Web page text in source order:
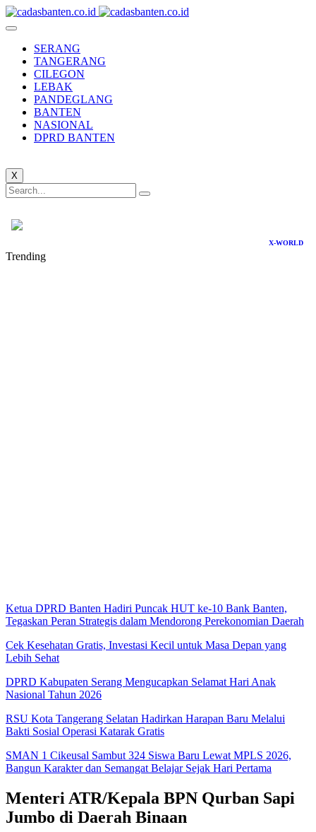
SERANG
TANGERANG
CILEGON
LEBAK
PANDEGLANG
BANTEN
NASIONAL
DPRD BANTEN
X
X-WORLD
Trending
Ketua DPRD Banten Hadiri Puncak HUT ke-10 Bank Banten,
Tegaskan Peran Strategis dalam Mendorong Perekonomian Daerah
Cek Kesehatan Gratis, Investasi Kecil untuk Masa Depan yang
Lebih Sehat
DPRD Kabupaten Serang Mengucapkan Selamat Hari Anak
Nasional Tahun 2026
RSU Kota Tangerang Selatan Hadirkan Harapan Baru Melalui
Bakti Sosial Operasi Katarak Gratis
SMAN 1 Cikeusal Sambut 324 Siswa Baru Lewat MPLS 2026,
Bangun Karakter dan Semangat Belajar Sejak Hari Pertama
Menteri ATR/Kepala BPN Qurban Sapi
Jumbo di Daerah Binaan